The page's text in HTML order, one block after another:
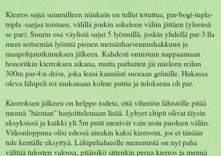
Kierros sujui suunnilleen niinkuin on tullut totuttua, par-bogi-tupla-
tripla -sarjaa toistaen, välillä jonkin askeleen väliin jättäen (yleensä
se par). Suurin osa väylistä sujui 5 lyönnillä, joskin yhdellä par-3:lla
meni seitsemän lyöntiä pienen metsänharvennushakkuun ja
maapohjatutkimuksen jälkeen. Kahdesti onnistuin nappaamaan
honoritkin kierroksen aikana, mutta parhaiten jäi mieleen reilun
300m par-4:n drive, joka lensi kauniisti suoraan griinille. Hukassa
oleva lähipeli toi mukanaan kolme puttia ja tuloksena oli par.
Kierroksen jälkeen on helppo todeta, että viheriön lähistölle pitää
mennä "hieman" harjoittelemaan lisää. Lyhyet chipit olivat täysin
eksyksissä ja kaikki yli 5m putit menivät vain noin puoleen väliin.
Viikonloppuna olisi edessä ainakin kaksi kierrosta, jos ei tänään
tule kentälle eksyttyä. Lähipelialueelle menemistä on nyt paha
välttää tulosten valossa, pitäisikö sittenkin perua kierros ja mennä